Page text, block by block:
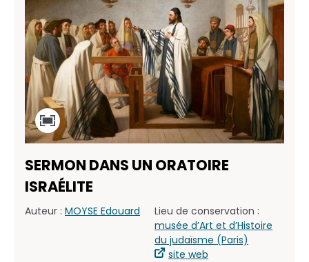
SERMON DANS UN ORATOIRE
ISRAÉLITE
Auteur : MOYSE Edouard
Lieu de conservation :
musée d’Art et d’Histoire
du judaïsme (Paris)
site web